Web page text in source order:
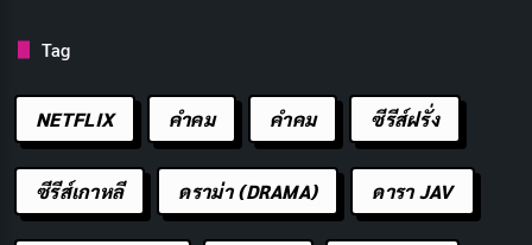
จะมีบทบาทสำคัญในการกำหนดชะตากรรมของพวกเขา
ชื่อเรื่องในภาษาไทย: Re:ZERO -Starting Life in
Another World- Director’s Cut ซีซั่น 3
ประเภท: แฟนตาซี, ดราม่า, ไซไฟ, แอ็กชัน
Tag
NETFLIX คำคม คําคม ซีรีส์ฝรั่ง
ซีรีส์เกาหลี ดราม่า (DRAMA) ดารา JAV